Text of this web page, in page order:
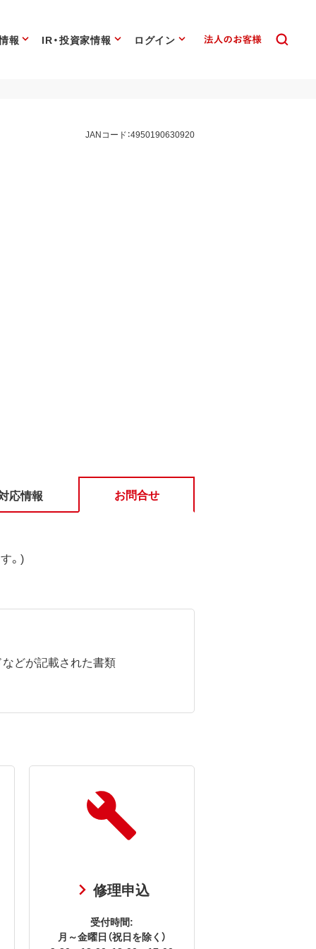
報 IR・投資家情報 ログイン
JANコード：4950190630920
応情報 お問合せ
。)
どが記載された書類
修理申込
受付時間:
月～金曜日（祝日を除く）